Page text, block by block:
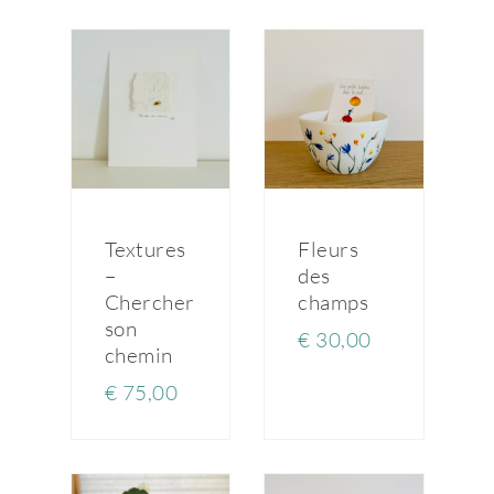
Textures
–
Chercher
son
chemin
€ 75,00
Fleurs
des
champs
€ 30,00